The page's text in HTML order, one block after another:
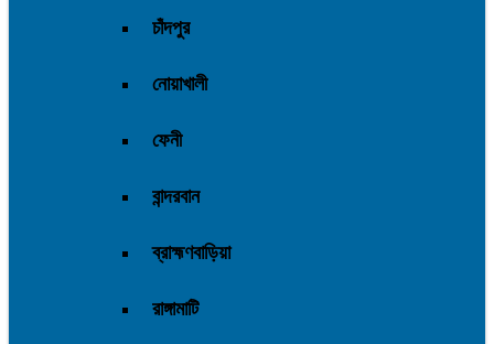
চাঁদপুর
নোয়াখালী
ফেনী
বান্দরবান
ব্রাহ্মণবাড়িয়া
রাঙ্গামাটি